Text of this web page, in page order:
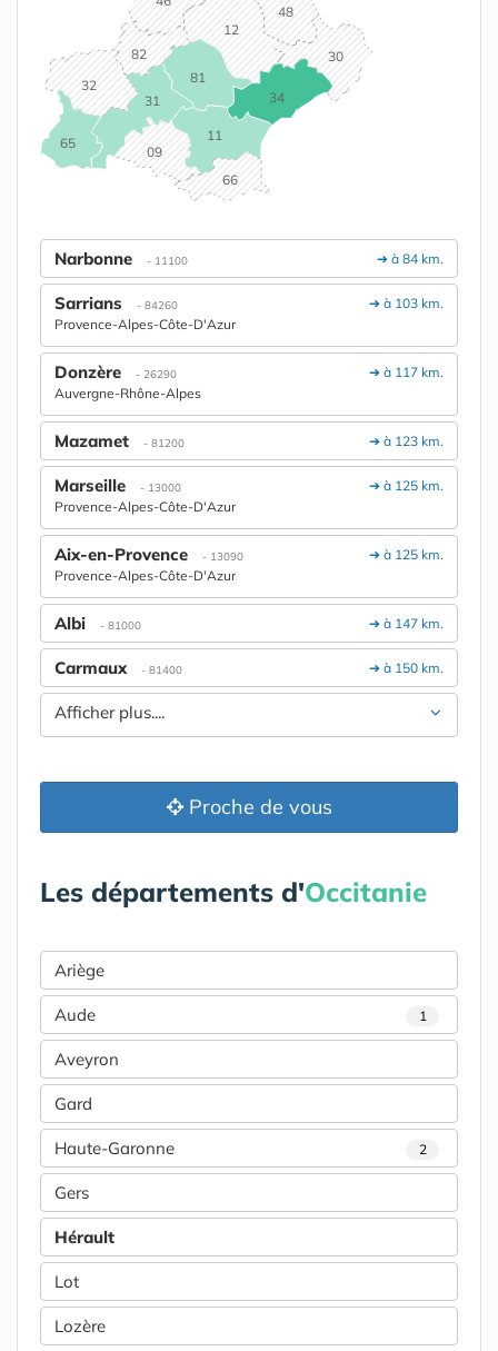
09
11
12
30
31
32
34
48
65
66
81
82
➔ à 84 km.
Narbonne - 11100
➔ à 103 km.
Sarrians - 84260
Provence-Alpes-Côte-D'Azur
➔ à 117 km.
Donzère - 26290
Auvergne-Rhône-Alpes
➔ à 123 km.
Mazamet - 81200
➔ à 125 km.
Marseille - 13000
Provence-Alpes-Côte-D'Azur
➔ à 125 km.
Aix-en-Provence - 13090
Provence-Alpes-Côte-D'Azur
➔ à 147 km.
Albi - 81000
➔ à 150 km.
Carmaux - 81400
Afficher plus....
Proche de vous
Les départements d'Occitanie
Ariège
Aude 1
Aveyron
Gard
Haute-Garonne 2
Gers
Hérault
Lot
Lozère